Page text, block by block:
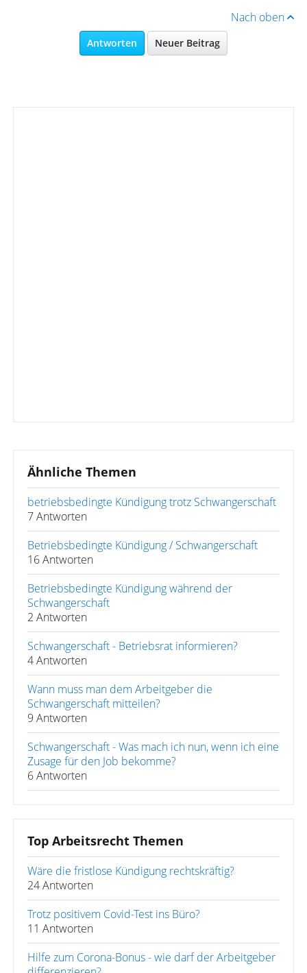
Nach oben
Antworten Neuer Beitrag
Ähnliche Themen
betriebsbedingte Kündigung trotz Schwangerschaft
7 Antworten
Betriebsbedingte Kündigung / Schwangerschaft
16 Antworten
Betriebsbedingte Kündigung während der
Schwangerschaft
2 Antworten
Schwangerschaft - Betriebsrat informieren?
4 Antworten
Wann muss man dem Arbeitgeber die
Schwangerschaft mitteilen?
9 Antworten
Schwangerschaft - Was mach ich nun, wenn ich eine
Zusage für den Job bekomme?
6 Antworten
Top Arbeitsrecht Themen
Wäre die fristlose Kündigung rechtskräftig?
24 Antworten
Trotz positivem Covid-Test ins Büro?
11 Antworten
Hilfe zum Corona-Bonus - wie darf der Arbeitgeber